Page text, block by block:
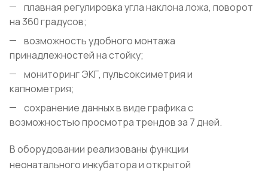
плавная регулировка угла наклона ложа, поворот
на 360 градусов;
возможность удобного монтажа
принадлежностей на стойку;
мониторинг ЭКГ, пульсоксиметрия и
капнометрия;
сохранение данных в виде графика с
возможностью просмотра трендов за 7 дней.
В оборудовании реализованы функции
неонатального инкубатора и открытой